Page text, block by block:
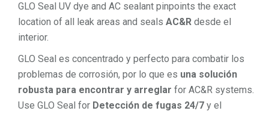
GLO Seal UV dye and AC sealant pinpoints the exact
location of all leak areas and seals AC&Rdesde el
interior.
GLO Seal es concentrado y perfecto para combatir los
problemas de corrosión, por lo que es una solución
robusta para encontrar y arreglar for AC&R systems.
Use GLO Seal for Detección de fugas 24/7y el